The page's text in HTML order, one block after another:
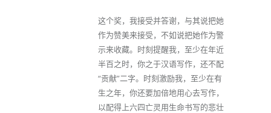
这个奖，我接受并答谢，与其说把她
作为赞美来接受，不如说把她作为警
示来收藏。时刻提醒我，至少在年近
半百之时，你之于汉语写作，还不配
“贡献”二字。时刻激励我，至少在有
生之年，你还要加倍地用心去写作，
以配得上六四亡灵用生命书写的悲壮